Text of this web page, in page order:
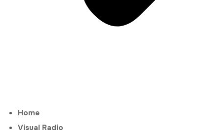
Home
Visual Radio